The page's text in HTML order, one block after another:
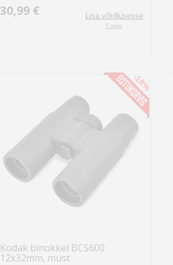
30,99 €
Lisa võrdlusesse
Laos
Kodak binokkel BCS600
12x32mm, must
-18%